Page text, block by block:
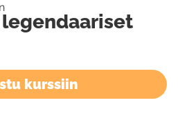
kurssiin